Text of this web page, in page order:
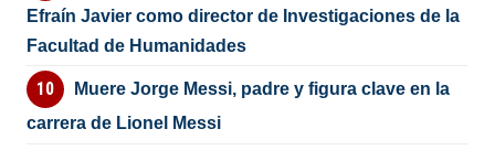
Efraín Javier como director de Investigaciones de la
Facultad de Humanidades
Muere Jorge Messi, padre y figura clave en la
carrera de Lionel Messi